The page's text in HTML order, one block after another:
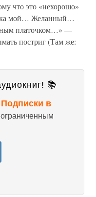
что это «нехорошо»
мой… Желанный…
платочком…» —
постриг (Там же:
📚
в